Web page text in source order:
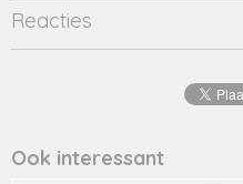
Reacties
Ook interessant